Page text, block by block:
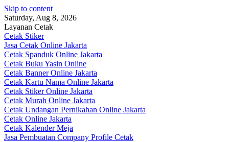
Skip to content
Saturday, Aug 8, 2026
Layanan Cetak
Cetak Stiker
Jasa Cetak Online Jakarta
Cetak Spanduk Online Jakarta
Cetak Buku Yasin Online
Cetak Banner Online Jakarta
Cetak Kartu Nama Online Jakarta
Cetak Stiker Online Jakarta
Cetak Murah Online Jakarta
Cetak Undangan Pernikahan Online Jakarta
Cetak Online Jakarta
Cetak Kalender Meja
Jasa Pembuatan Company Profile Cetak